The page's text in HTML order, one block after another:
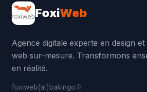
FoxiWeb
Agence digitale experte en design
web sur-mesure. Transformons
en réalité.
foxiweb[at]bakingo.fr